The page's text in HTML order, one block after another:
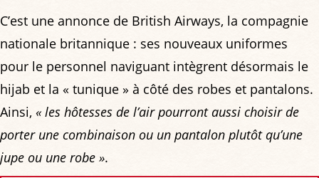
C’est une annonce de British Airways, la compagnie
nationale britannique : ses nouveaux uniformes
pour le personnel naviguant intègrent désormais le
hijab et la « tunique » à côté des robes et pantalons.
Ainsi, « les hôtesses de l’air pourront aussi choisir de
porter une combinaison ou un pantalon plutôt qu’une
jupe ou une robe ».